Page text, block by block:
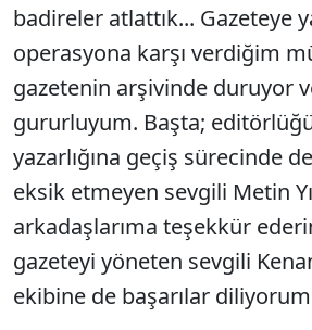
badireler atlattık... Gazeteye
operasyona karşı verdiğim
gazetenin arşivinde duruyor
gururluyum. Başta;
yazarlığına geçiş sürecinde
eksik etmeyen sevgili Metin
arkadaşlarıma teşekkür
gazeteyi yöneten sevgili
ekibine de başarılar